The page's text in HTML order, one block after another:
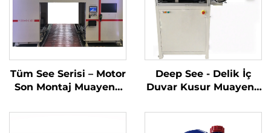
Tüm See Serisi – Motor
Son Montaj Muayene
Deep See - Delik İç
Duvar Kusur Muayene